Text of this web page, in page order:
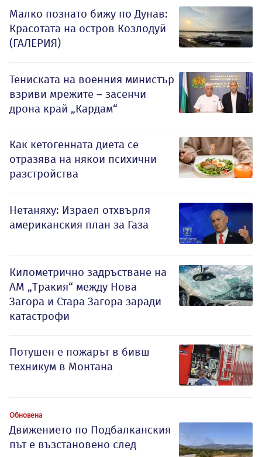
Малко познато бижу по Дунав:
Красотата на остров Козлодуй
(ГАЛЕРИЯ)
Тениската на военния министър
взриви мрежите – засенчи
дрона край „Кардам“
Как кетогенната диета се
отразява на някои психични
разстройства
Нетаняху: Израел отхвърля
американския план за Газа
Километрично задръстване на
АМ „Тракия“ между Нова
Загора и Стара Загора заради
катастрофи
Потушен е пожарът в бивш
техникум в Монтана
Обновена
Движението по Подбалканския
път е възстановено след